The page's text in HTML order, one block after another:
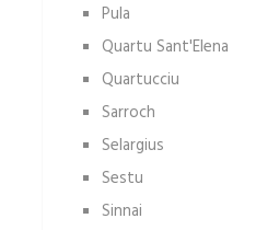
Pula
Quartu Sant'Elena
Quartucciu
Sarroch
Selargius
Sestu
Sinnai